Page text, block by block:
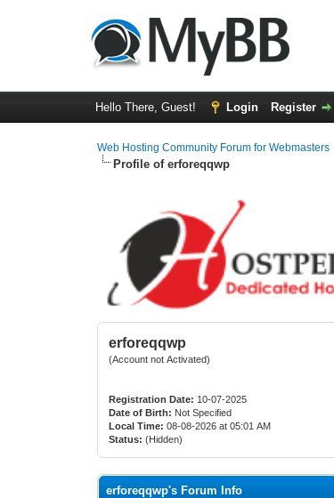
Hello There, Guest! Login Register
Web Hosting Community Forum for Webmasters
Profile of erforeqqwp
erforeqqwp
(Account not Activated)
Registration Date: 10-07-2025
Date of Birth: Not Specified
Local Time: 08-08-2026 at 05:01 AM
Status: (Hidden)
erforeqqwp's Forum Info